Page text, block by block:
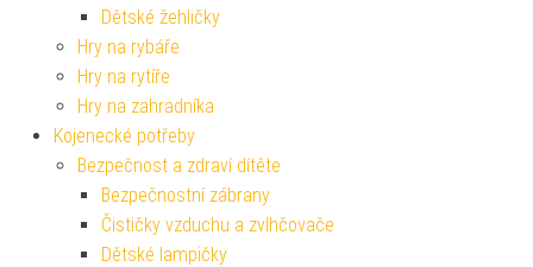
Dětské žehličky
Hry na rybáře
Hry na rytíře
Hry na zahradníka
Kojenecké potřeby
Bezpečnost a zdraví dítěte
Bezpečnostní zábrany
Čističky vzduchu a zvlhčovače
Dětské lampičky